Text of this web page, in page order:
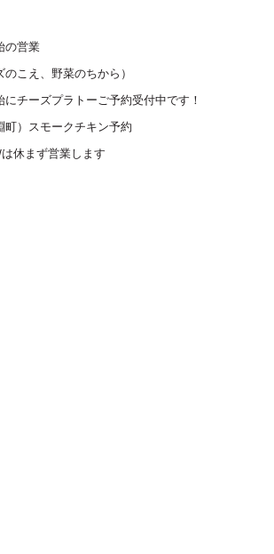
の営業
こえ、野菜のちから）
チーズプラトーご予約受付中です！
町）スモークチキン予約
休まず営業します